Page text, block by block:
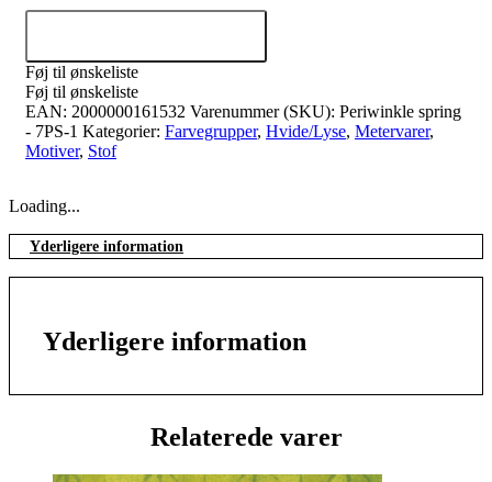
Føj til ønskeliste
Føj til ønskeliste
EAN: 2000000161532 Varenummer (SKU): Periwinkle spring
- 7PS-1 Kategorier: Farvegrupper, Hvide/Lyse, Metervarer,
Motiver, Stof
Loading...
Yderligere information
Yderligere information
Relaterede varer